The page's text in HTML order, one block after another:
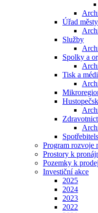
Úřad
Služby
Spolky a
Tisk a
Program rozvoje
Prostory k
Pozemky k
Investiční akce
2025
2024
2023
2022